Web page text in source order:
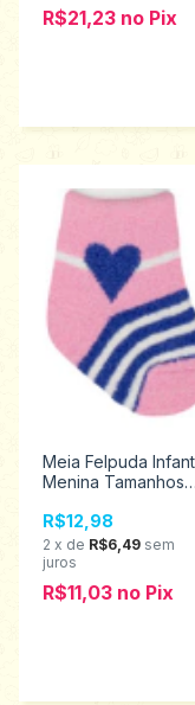
R$21,23 no Pix
Meia Felpuda
Menina Tamanhos
94454
R$12,98
2 x de R$6,49 sem
juros
R$11,03 no Pix